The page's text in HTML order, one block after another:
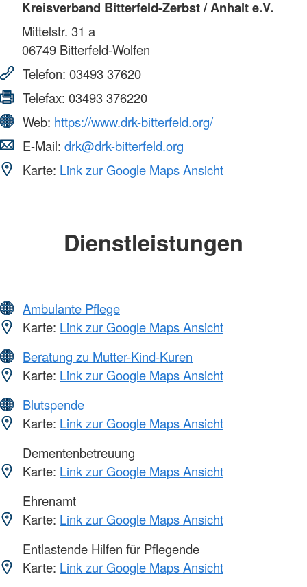
Kreisverband Bitterfeld-Zerbst / Anhalt e.V.
Mittelstr. 31 a
06749 Bitterfeld-Wolfen
Telefon: 03493 37620
Telefax: 03493 376220
Web: https://www.drk-bitterfeld.org/
E-Mail: drk@drk-bitterfeld.org
Karte: Link zur Google Maps Ansicht
Dienstleistungen
Ambulante Pflege
Karte: Link zur Google Maps Ansicht
Beratung zu Mutter-Kind-Kuren
Karte: Link zur Google Maps Ansicht
Blutspende
Karte: Link zur Google Maps Ansicht
Dementenbetreuung
Karte: Link zur Google Maps Ansicht
Ehrenamt
Karte: Link zur Google Maps Ansicht
Entlastende Hilfen für Pflegende
Karte: Link zur Google Maps Ansicht